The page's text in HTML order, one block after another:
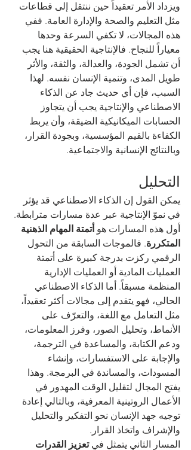
ويزداد الأمر تعقيداً حين ننتقل إلى قطاعات
مثل التعليم والصحة والإدارة العامة. ففي
هذه المجالات، لا تكفي السرعة وحدها
معياراً للنجاح. فالإنتاجية الحقيقية هنا يجب
أن تشمل الجودة، والعدالة، والثقة، والأثر
طويل المدى، وتنمية الإنسان نفسه. لهذا
السبب، فإن أي حديث جاد عن الذكاء
الاصطناعي والإنتاجية يجب أن يتجاوز
الحسابات الميكانيكية الضيقة، وأن يربط
الكفاءة بالقيم المؤسسية، وبجودة القرار،
وبالنتائج الإنسانية والاجتماعية.
التحليل
يمكن القول إن الذكاء الاصطناعي قد يؤثر
في نموّ الإنتاجية عبر عدة مسارات مترابطة.
أول هذه المسارات هو أتمتة المهام الذهنية
المتكررة. فالموجات السابقة من التحول
الرقمي ركزت بدرجة كبيرة على أتمتة
العمليات المادية أو العمليات الإدارية
المنظمة مسبقاً. أما الذكاء الاصطناعي
الحالي، فهو يتقدم إلى مجالات أكثر تعقيداً،
مثل التعامل مع اللغة، والتعرّف على
الأنماط، وتحليل الصور، وفرز المعلومات،
ودعم الكتابة، والمساعدة في الترجمة،
والإجابة على الاستفسارات، وإنشاء
المسودات، والمساندة في البرمجة. وهذا
يفتح المجال لتقليل الوقت المهدور في
الأعمال الروتينية المعرفية، وبالتالي إعادة
توجيه جهد الإنسان نحو التفكير والتحليل
والإشراف واتخاذ القرار.
المسار الثاني يتمثل في تعزيز القدرات